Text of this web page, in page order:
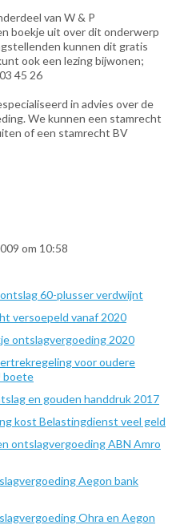
van W & P
boekje uit over dit onderwerp
kunnen dit gratis
ook een lezing bijwonen;
45 26
in advies over de
We kunnen een stamrecht
of een stamrecht BV
om 10:58
60-plusser verdwijnt
versoepeld vanaf 2020
ontslagvergoeding 2020
voor oudere
boete
en gouden handdruk 2017
kost Belastingdienst veel geld
ontslagvergoeding ABN Amro
Aegon bank
Ohra en Aegon